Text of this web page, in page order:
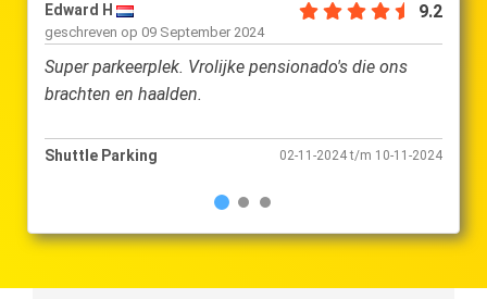
Edward H
geschreven op 09 September 2024
9.2
Super parkeerplek. Vrolijke pensionado's die ons
brachten en haalden.
Shuttle Parking 02-11-2024 t/m 10-11-2024